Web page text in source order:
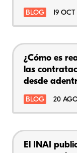
BLOG 19
¿Cómo es
las
desde
BLOG 20
El INAI